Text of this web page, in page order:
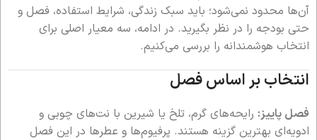
آن‌ها محدود نمی‌شود؛ باید سبک زندگی، شرایط استفاده، فصل و
حتی بودجه را در نظر بگیرید. در ادامه، سه معیار اصلی برای
انتخاب هوشمندانه را بررسی می‌کنیم.
انتخاب بر اساس فصل
فصل پاییز: رایحه‌های گرم، تلخ یا شیرین با نت‌های چوبی و
ادویه‌ای بهترین گزینه هستند. پرفیوم‌ها و عطرها در این فصل